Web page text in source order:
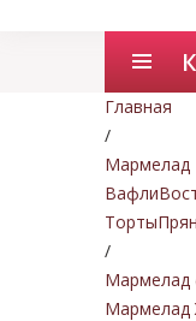
Главная
/
Мармелад
Вафли
Торты
/
Мармелад
Мармелад